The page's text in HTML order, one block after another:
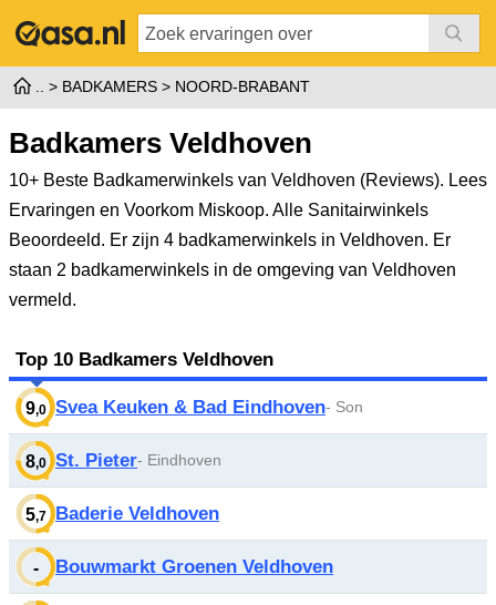
BADKAMERS NOORD-BRABANT
Badkamers Veldhoven
10+ Beste Badkamerwinkels van Veldhoven (Reviews). Lees
Ervaringen en Voorkom Miskoop. Alle Sanitairwinkels
Beoordeeld. Er zijn 4 badkamerwinkels in Veldhoven. Er
staan 2 badkamerwinkels in de omgeving van Veldhoven
vermeld.
Top 10 Badkamers Veldhoven
9,0 Svea Keuken & Bad Eindhoven- Son
8,0 St. Pieter- Eindhoven
5,7 Baderie Veldhoven
- Bouwmarkt Groenen Veldhoven